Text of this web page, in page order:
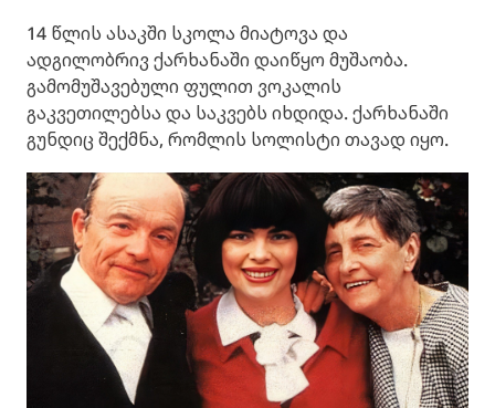
14 წლის ასაკში სკოლა მიატოვა და
ადგილობრივ ქარხანაში დაიწყო მუშაობა.
გამომუშავებული ფულით ვოკალის
გაკვეთილებსა და საკვებს იხდიდა. ქარხანაში
გუნდიც შექმნა, რომლის სოლისტი თავად იყო.